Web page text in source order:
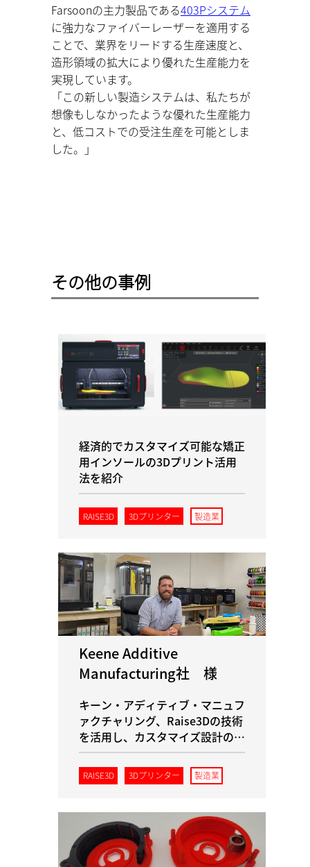
Farsoonの主⼒製品である403Pシステム
に強⼒なファイバーレーザーを適⽤する
ことで、業界をリードする⽣産速度と、
造形領域の拡⼤により優れた生産能力を
実現しています。
「この新しい製造システムは、私たちが
想像もしなかったような優れた生産能力
と、低コストでの受注⽣産を可能としま
した。」
その他の事例
経済的でカスタマイズ可能な矯正
用インソールの3Dプリント活用
法を紹介
RAISE3D 3Dプリンター 製造業
Keene Additive
Manufacturing社 様
キーン・アディティブ・マニュフ
ァクチャリング、Raise3Dの技術
を活用し、カスタマイズ設計の革
新で飛躍的な進歩を遂げる
RAISE3D 3Dプリンター 製造業